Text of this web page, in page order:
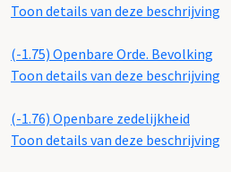
Toon details van deze beschrijving
(-1.75) Openbare Orde. Bevolking
Toon details van deze beschrijving
(-1.76) Openbare zedelijkheid
Toon details van deze beschrijving